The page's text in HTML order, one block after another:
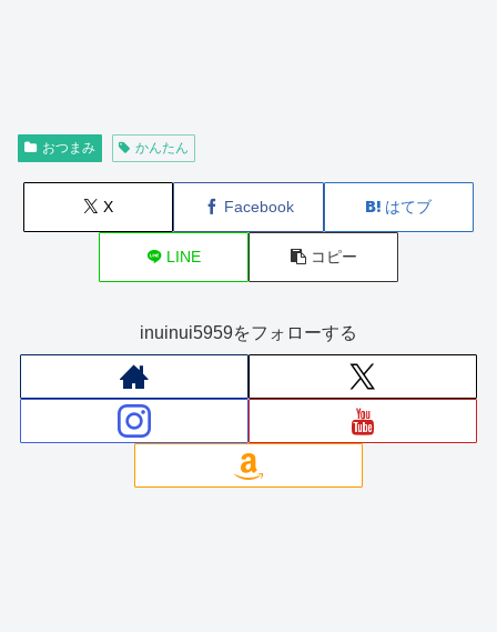
おつまみ かんたん
X Facebook はてブ
LINE コピー
inuinui5959をフォローする